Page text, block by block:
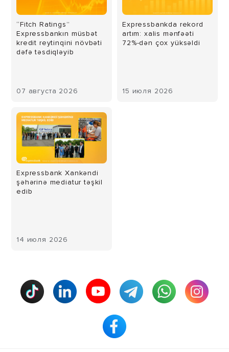
“Fitch Ratings”
Expressbankın müsbət
kredit reytinqini növbəti
dəfə təsdiqləyib
07 августа 2026
Expressbankda rekord
artım: xalis mənfəəti
72%-dən çox yüksəldi
15 июля 2026
Expressbank Xankəndi
şəhərinə mediatur təşkil
edib
14 июля 2026